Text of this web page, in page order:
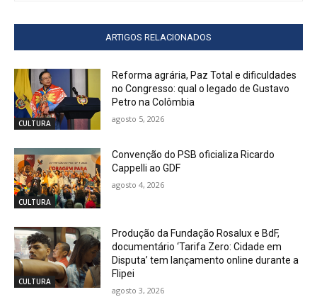
ARTIGOS RELACIONADOS
CULTURA
Reforma agrária, Paz Total e dificuldades
no Congresso: qual o legado de Gustavo
Petro na Colômbia
agosto 5, 2026
CULTURA
Convenção do PSB oficializa Ricardo
Cappelli ao GDF
agosto 4, 2026
CULTURA
Produção da Fundação Rosalux e BdF,
documentário ‘Tarifa Zero: Cidade em
Disputa’ tem lançamento online durante a
Flipei
agosto 3, 2026